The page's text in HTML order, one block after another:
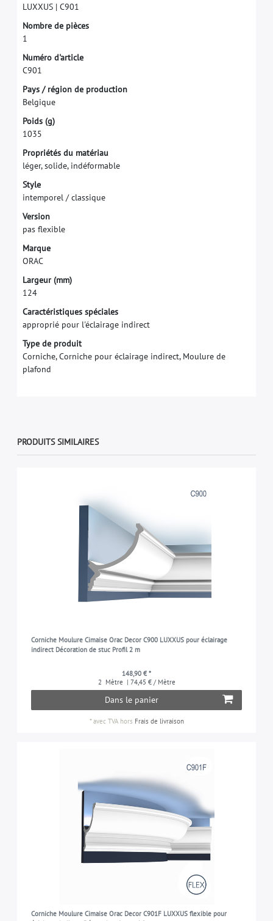
LUXXUS | C901
Nombre de pièces
1
Numéro d'article
C901
Pays / région de production
Belgique
Poids (g)
1035
Propriétés du matériau
léger, solide, indéformable
Style
intemporel / classique
Version
pas fexible
Marque
ORAC
Largeur (mm)
124
Caractéristiques spéciales
approprié pour l'éclairage indirect
Type de produit
Corniche, Corniche pour éclairage indirect, Moulure de
plafond
PRODUITS SIMILAIRES
Corniche Moulure Cimaise Orac Decor C900 LUXXUS pour éclairage
indirect Décoration de stuc Profil 2 m
148,90 € *
2 Mètre | 74,45 € / Mètre
Dans le panier
*avec TVAhors Frais de livraison
Corniche Moulure Cimaise Orac Decor C901F LUXXUS flexible pour